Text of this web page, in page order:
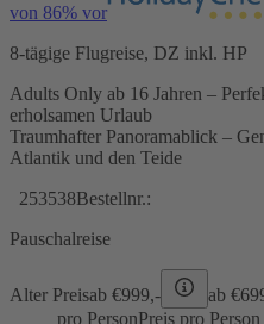
von 86% vor
8-tägige Flugreise, DZ inkl. HP
Adults Only ab 16 Jahren –
erholsamen Urlaub
Traumhafter Panoramablick –
Atlantik und den Teide
253538Bestellnr.:
Pauschalreise
Alter Preisab €999,- ab €
pro PersonPreis pro Person